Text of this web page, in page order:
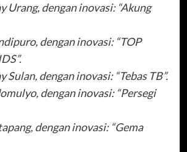
Urang, dengan inovasi: “Akung
dengan inovasi: “TOP
Sulan, dengan inovasi: “Tebas TB”.
dengan inovasi: “Persegi
dengan inovasi: “Gema